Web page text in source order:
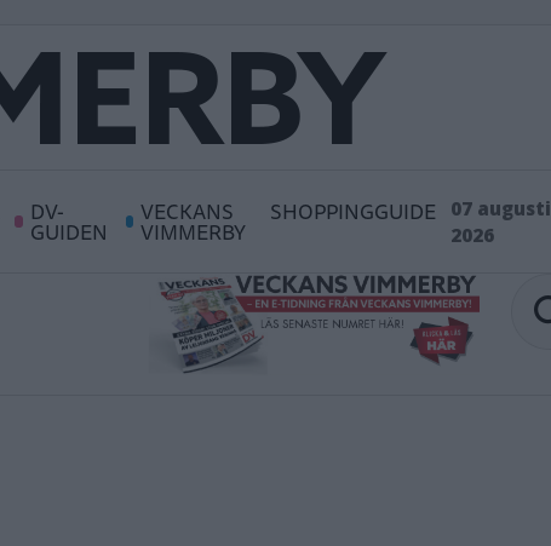
DV-
GUIDEN
VECKANS
VIMMERBY
SHOPPINGGUIDE
07 augusti
2026